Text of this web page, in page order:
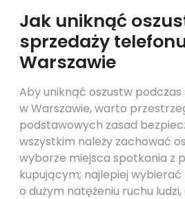
Jak uniknąć
sprzedaży
Warszawie
Aby uniknąć oszustw
w Warszawie, warto
podstawowych zasad
wszystkim należy zachować
wyborze miejsca spotkania z
kupującym; najlepiej
o dużym natężeniu ruchu